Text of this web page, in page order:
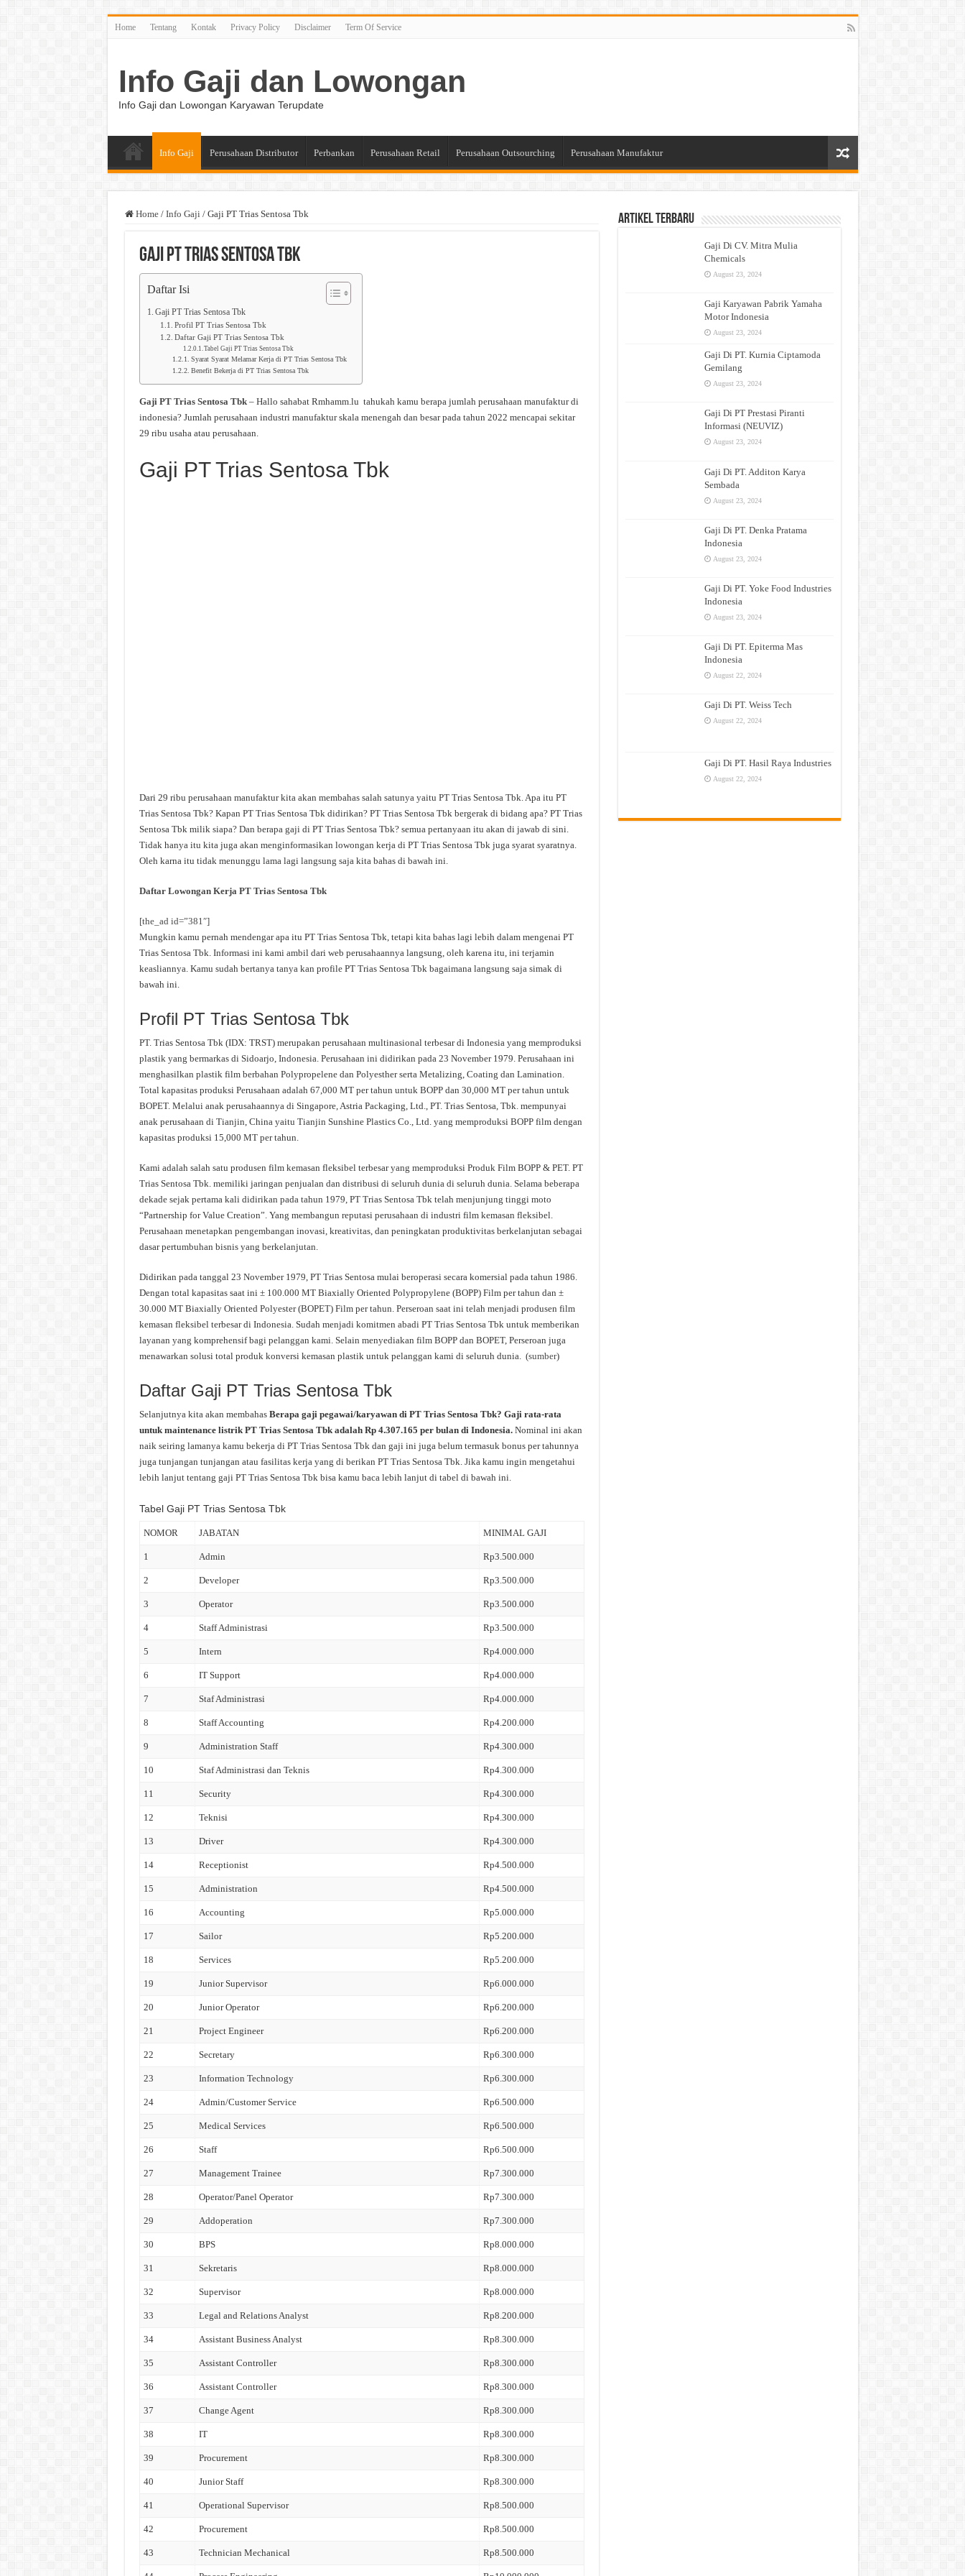
Home Tentang Kontak Privacy Policy Disclaimer Term Of Service
Info Gaji dan Lowongan
Info Gaji dan Lowongan Karyawan Terupdate
Info Gaji Perusahaan Distributor Perbankan Perusahaan Retail Perusahaan Outsourching Perusahaan Manufaktur
Home / Info Gaji / Gaji PT Trias Sentosa Tbk
Gaji PT Trias Sentosa Tbk
Daftar Isi
Gaji PT Trias Sentosa Tbk
Profil PT Trias Sentosa Tbk
Daftar Gaji PT Trias Sentosa Tbk
Tabel Gaji PT Trias Sentosa Tbk
Syarat Syarat Melamar Kerja di PT Trias Sentosa Tbk
Benefit Bekerja di PT Trias Sentosa Tbk
Gaji PT Trias Sentosa Tbk – Hallo sahabat Rmhamm.lu tahukah kamu berapa jumlah perusahaan manufaktur di
indonesia? Jumlah perusahaan industri manufaktur skala menengah dan besar pada tahun 2022 mencapai sekitar
29 ribu usaha atau perusahaan.
Gaji PT Trias Sentosa Tbk
Dari 29 ribu perusahaan manufaktur kita akan membahas salah satunya yaitu PT Trias Sentosa Tbk. Apa itu PT
Trias Sentosa Tbk? Kapan PT Trias Sentosa Tbk didirikan? PT Trias Sentosa Tbk bergerak di bidang apa? PT Trias
Sentosa Tbk milik siapa? Dan berapa gaji di PT Trias Sentosa Tbk? semua pertanyaan itu akan di jawab di sini.
Tidak hanya itu kita juga akan menginformasikan lowongan kerja di PT Trias Sentosa Tbk juga syarat syaratnya.
Oleh karna itu tidak menunggu lama lagi langsung saja kita bahas di bawah ini.
Daftar Lowongan Kerja PT Trias Sentosa Tbk
[the_ad id=”381″]
Mungkin kamu pernah mendengar apa itu PT Trias Sentosa Tbk, tetapi kita bahas lagi lebih dalam mengenai PT
Trias Sentosa Tbk. Informasi ini kami ambil dari web perusahaannya langsung, oleh karena itu, ini terjamin
keasliannya. Kamu sudah bertanya tanya kan profile PT Trias Sentosa Tbk bagaimana langsung saja simak di
bawah ini.
Profil PT Trias Sentosa Tbk
PT. Trias Sentosa Tbk (IDX: TRST) merupakan perusahaan multinasional terbesar di Indonesia yang memproduksi
plastik yang bermarkas di Sidoarjo, Indonesia. Perusahaan ini didirikan pada 23 November 1979. Perusahaan ini
menghasilkan plastik film berbahan Polypropelene dan Polyesther serta Metalizing, Coating dan Lamination.
Total kapasitas produksi Perusahaan adalah 67,000 MT per tahun untuk BOPP dan 30,000 MT per tahun untuk
BOPET. Melalui anak perusahaannya di Singapore, Astria Packaging, Ltd., PT. Trias Sentosa, Tbk. mempunyai
anak perusahaan di Tianjin, China yaitu Tianjin Sunshine Plastics Co., Ltd. yang memproduksi BOPP film dengan
kapasitas produksi 15,000 MT per tahun.
Kami adalah salah satu produsen film kemasan fleksibel terbesar yang memproduksi Produk Film BOPP & PET. PT
Trias Sentosa Tbk. memiliki jaringan penjualan dan distribusi di seluruh dunia di seluruh dunia. Selama beberapa
dekade sejak pertama kali didirikan pada tahun 1979, PT Trias Sentosa Tbk telah menjunjung tinggi moto
“Partnership for Value Creation”. Yang membangun reputasi perusahaan di industri film kemasan fleksibel.
Perusahaan menetapkan pengembangan inovasi, kreativitas, dan peningkatan produktivitas berkelanjutan sebagai
dasar pertumbuhan bisnis yang berkelanjutan.
Didirikan pada tanggal 23 November 1979, PT Trias Sentosa mulai beroperasi secara komersial pada tahun 1986.
Dengan total kapasitas saat ini ± 100.000 MT Biaxially Oriented Polypropylene (BOPP) Film per tahun dan ±
30.000 MT Biaxially Oriented Polyester (BOPET) Film per tahun. Perseroan saat ini telah menjadi produsen film
kemasan fleksibel terbesar di Indonesia. Sudah menjadi komitmen abadi PT Trias Sentosa Tbk untuk memberikan
layanan yang komprehensif bagi pelanggan kami. Selain menyediakan film BOPP dan BOPET, Perseroan juga
menawarkan solusi total produk konversi kemasan plastik untuk pelanggan kami di seluruh dunia. (sumber)
Daftar Gaji PT Trias Sentosa Tbk
Selanjutnya kita akan membahas Berapa gaji pegawai/karyawan di PT Trias Sentosa Tbk? Gaji rata-rata
untuk maintenance listrik PT Trias Sentosa Tbk adalah Rp 4.307.165 per bulan di Indonesia. Nominal ini akan
naik seiring lamanya kamu bekerja di PT Trias Sentosa Tbk dan gaji ini juga belum termasuk bonus per tahunnya
juga tunjangan tunjangan atau fasilitas kerja yang di berikan PT Trias Sentosa Tbk. Jika kamu ingin mengetahui
lebih lanjut tentang gaji PT Trias Sentosa Tbk bisa kamu baca lebih lanjut di tabel di bawah ini.
Tabel Gaji PT Trias Sentosa Tbk
NOMOR JABATAN MINIMAL GAJI
1 Admin Rp3.500.000
2 Developer Rp3.500.000
3 Operator Rp3.500.000
4 Staff Administrasi Rp3.500.000
5 Intern Rp4.000.000
6 IT Support Rp4.000.000
7 Staf Administrasi Rp4.000.000
8 Staff Accounting Rp4.200.000
9 Administration Staff Rp4.300.000
10 Staf Administrasi dan Teknis Rp4.300.000
11 Security Rp4.300.000
12 Teknisi Rp4.300.000
13 Driver Rp4.300.000
14 Receptionist Rp4.500.000
15 Administration Rp4.500.000
16 Accounting Rp5.000.000
17 Sailor Rp5.200.000
18 Services Rp5.200.000
19 Junior Supervisor Rp6.000.000
20 Junior Operator Rp6.200.000
21 Project Engineer Rp6.200.000
22 Secretary Rp6.300.000
23 Information Technology Rp6.300.000
24 Admin/Customer Service Rp6.500.000
25 Medical Services Rp6.500.000
26 Staff Rp6.500.000
27 Management Trainee Rp7.300.000
28 Operator/Panel Operator Rp7.300.000
29 Addoperation Rp7.300.000
30 BPS Rp8.000.000
31 Sekretaris Rp8.000.000
32 Supervisor Rp8.000.000
33 Legal and Relations Analyst Rp8.200.000
34 Assistant Business Analyst Rp8.300.000
35 Assistant Controller Rp8.300.000
36 Assistant Controller Rp8.300.000
37 Change Agent Rp8.300.000
38 IT Rp8.300.000
39 Procurement Rp8.300.000
40 Junior Staff Rp8.300.000
41 Operational Supervisor Rp8.500.000
42 Procurement Rp8.500.000
43 Technician Mechanical Rp8.500.000
Artikel Terbaru
Gaji Di CV. Mitra Mulia
Chemicals
August 23, 2024
Gaji Karyawan Pabrik Yamaha
Motor Indonesia
August 23, 2024
Gaji Di PT. Kurnia Ciptamoda
Gemilang
August 23, 2024
Gaji Di PT Prestasi Piranti
Informasi (NEUVIZ)
August 23, 2024
Gaji Di PT. Additon Karya
Sembada
August 23, 2024
Gaji Di PT. Denka Pratama
Indonesia
August 23, 2024
Gaji Di PT. Yoke Food Industries
Indonesia
August 23, 2024
Gaji Di PT. Epiterma Mas
Indonesia
August 22, 2024
Gaji Di PT. Weiss Tech
August 22, 2024
Gaji Di PT. Hasil Raya Industries
August 22, 2024